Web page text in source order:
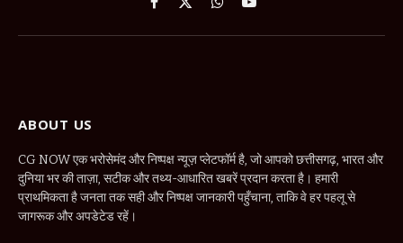
Facebook
X
WhatsApp
YouTube
ABOUT US
CG NOW एक भरोसेमंद और निष्पक्ष न्यूज़ प्लेटफॉर्म है, जो आपको छत्तीसगढ़, भारत और
दुनिया भर की ताज़ा, सटीक और तथ्य-आधारित खबरें प्रदान करता है। हमारी
प्राथमिकता है जनता तक सही और निष्पक्ष जानकारी पहुँचाना, ताकि वे हर पहलू से
जागरूक और अपडेटेड रहें।